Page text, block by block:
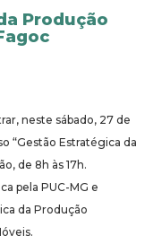
Produção
neste sábado, 27 de
“Gestão Estratégica da
de 8h às 17h.
pela PUC-MG e
da Produção